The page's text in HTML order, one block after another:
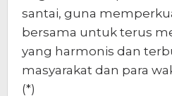
santai, guna
bersama untuk terus
yang harmonis dan
masyarakat dan para
(*)